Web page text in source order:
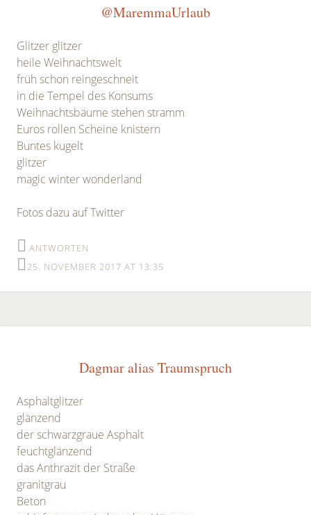
@MaremmaUrlaub
Glitzer glitzer
heile Weihnachtswelt
früh schon reingeschneit
in die Tempel des Konsums
Weihnachtsbäume stehen stramm
Euros rollen Scheine knistern
Buntes kugelt
glitzer
magic winter wonderland
Fotos dazu auf Twitter
ANTWORTEN
25. NOVEMBER 2017 AT 13:35
Dagmar alias Traumspruch
Asphaltglitzer
glänzend
der schwarzgraue Asphalt
feuchtglänzend
das Anthrazit der Straße
granitgrau
Beton